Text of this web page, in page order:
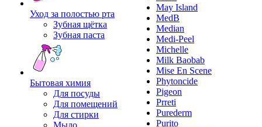
Уход за полостью рта
Зубная щётка
Зубная паста
Бытовая химия
Для посуды
Для помещений
Для стирки
Мыло
May Island
MedB
Median
Medi-Peel
Michelle
Milk Baobab
Mise En Scene
Phytoncide
Pigeon
Prreti
Purederm
Purito